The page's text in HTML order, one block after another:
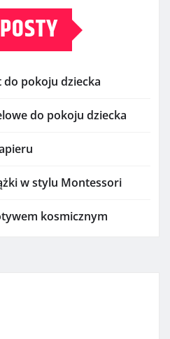
do pokoju dziecka
do pokoju dziecka
w stylu Montessori
kosmicznym